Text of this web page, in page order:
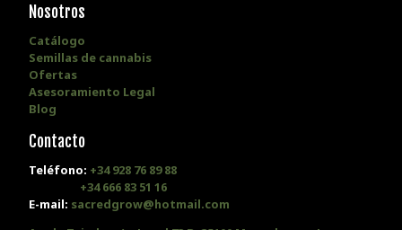
Nosotros
Catálogo
Semillas de cannabis
Ofertas
Asesoramiento Legal
Blog
Contacto
Teléfono: +34 928 76 89 88
+34 666 83 51 16
E-mail: sacredgrow@hotmail.com